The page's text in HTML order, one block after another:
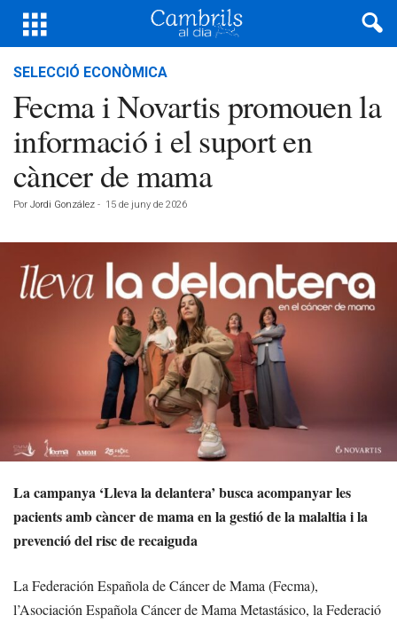
SELECCIÓ ECONÒMICA
Fecma i Novartis promouen la
informació i el suport en
càncer de mama
Por Jordi González - 15 de juny de 2026
La campanya ‘Lleva la delantera’ busca acompanyar les
pacients amb càncer de mama en la gestió de la malaltia i la
prevenció del risc de recaiguda
La Federación Española de Cáncer de Mama (Fecma),
l’Asociación Española Cáncer de Mama Metastásico, la Federació